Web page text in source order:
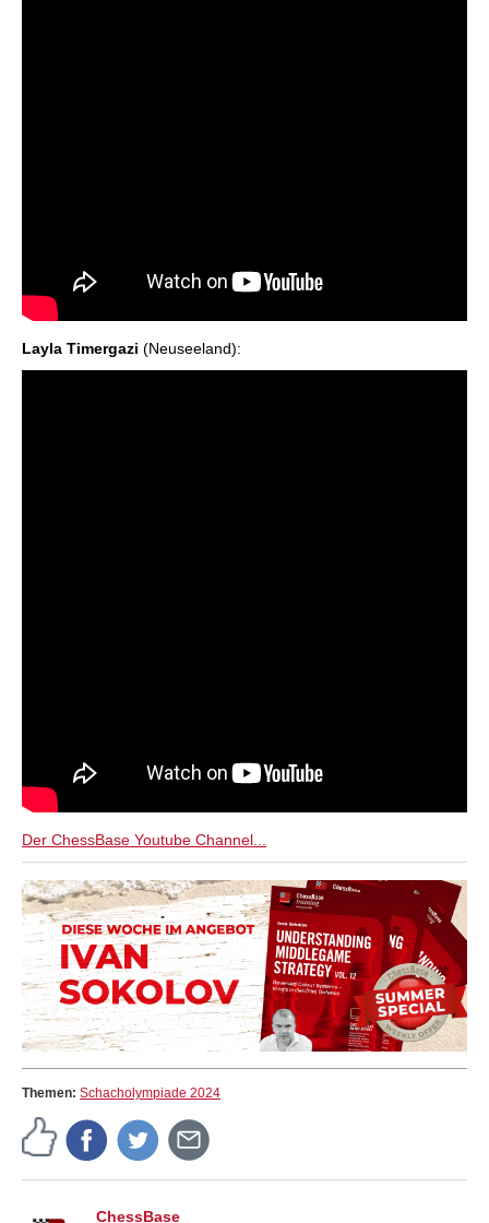
Layla Timergazi (Neuseeland):
Der ChessBase Youtube Channel...
Themen: Schacholympiade 2024
ChessBase